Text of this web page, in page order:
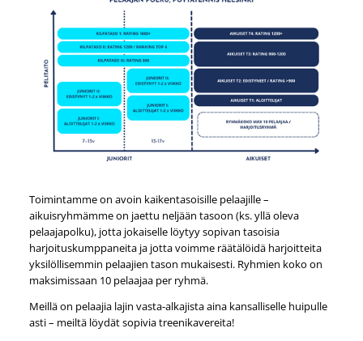
Toimintamme on avoin kaikentasoisille pelaajille –
aikuisryhmämme on jaettu neljään tasoon (ks. yllä oleva
pelaajapolku), jotta jokaiselle löytyy sopivan tasoisia
harjoituskumppaneita ja jotta voimme räätälöidä harjoitteita
yksilöllisemmin pelaajien tason mukaisesti. Ryhmien koko on
maksimissaan 10 pelaajaa per ryhmä.
Meillä on pelaajia lajin vasta-alkajista aina kansalliselle huipulle
asti – meiltä löydät sopivia treenikavereita!